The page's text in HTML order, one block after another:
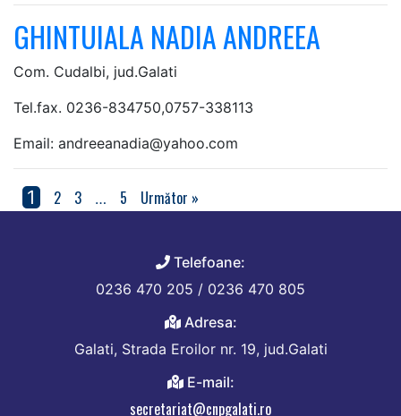
GHINTUIALA NADIA ANDREEA
Com. Cudalbi, jud.Galati
Tel.fax. 0236-834750,0757-338113
Email: andreeanadia@yahoo.com
1 2 3 … 5 Următor »
Telefoane:
0236 470 205 / 0236 470 805
Adresa:
Galati, Strada Eroilor nr. 19, jud.Galati
E-mail:
secretariat@cnpgalati.ro